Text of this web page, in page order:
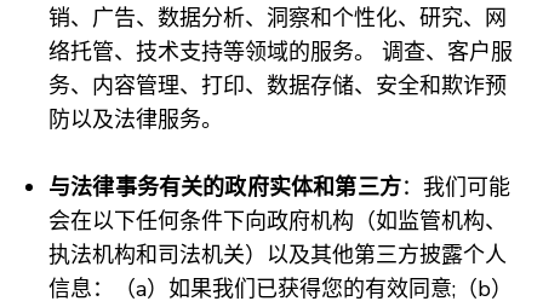
销、广告、数据分析、洞察和个性化、研究、网
络托管、技术支持等领域的服务。 调查、客户服
务、内容管理、打印、数据存储、安全和欺诈预
防以及法律服务。
与法律事务有关的政府实体和第三方：我们可能
会在以下任何条件下向政府机构（如监管机构、
执法机构和司法机关）以及其他第三方披露个人
信息：（a）如果我们已获得您的有效同意;（b）